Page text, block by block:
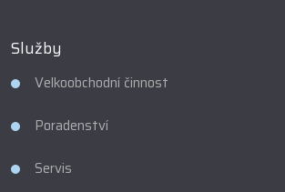
Služby
Velkoobchodní činnost
Poradenství
Servis